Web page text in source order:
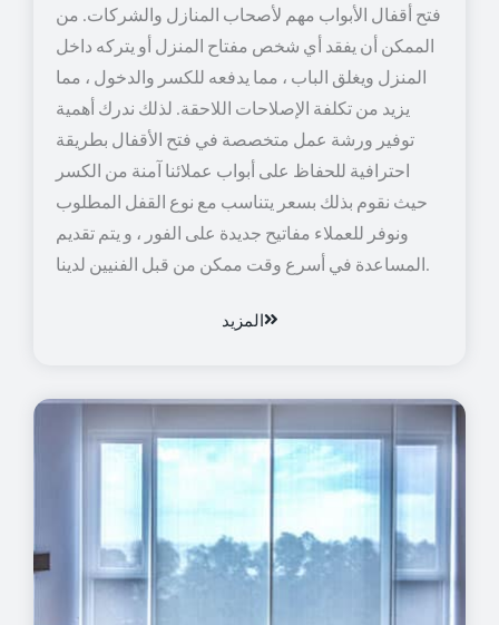
فتح أقفال الأبواب مهم لأصحاب المنازل والشركات. من
الممكن أن يفقد أي شخص مفتاح المنزل أو يتركه داخل
المنزل ويغلق الباب ، مما يدفعه للكسر والدخول ، مما
يزيد من تكلفة الإصلاحات اللاحقة. لذلك ندرك أهمية
توفير ورشة عمل متخصصة في فتح الأقفال بطريقة
احترافية للحفاظ على أبواب عملائنا آمنة من الكسر
حيث نقوم بذلك بسعر يتناسب مع نوع القفل المطلوب
ونوفر للعملاء مفاتيح جديدة على الفور ، و يتم تقديم
المساعدة في أسرع وقت ممكن من قبل الفنيين لدينا.
المزيد